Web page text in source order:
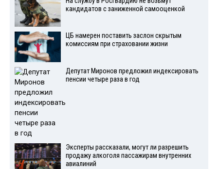
кандидатов с заниженной самооценкой
ЦБ намерен поставить заслон скрытым
комиссиям при страховании жизни
Депутат Миронов предложил индексировать
пенсии четыре раза в год
Эксперты рассказали, могут ли разрешить
продажу алкоголя пассажирам внутренних
авиалиний